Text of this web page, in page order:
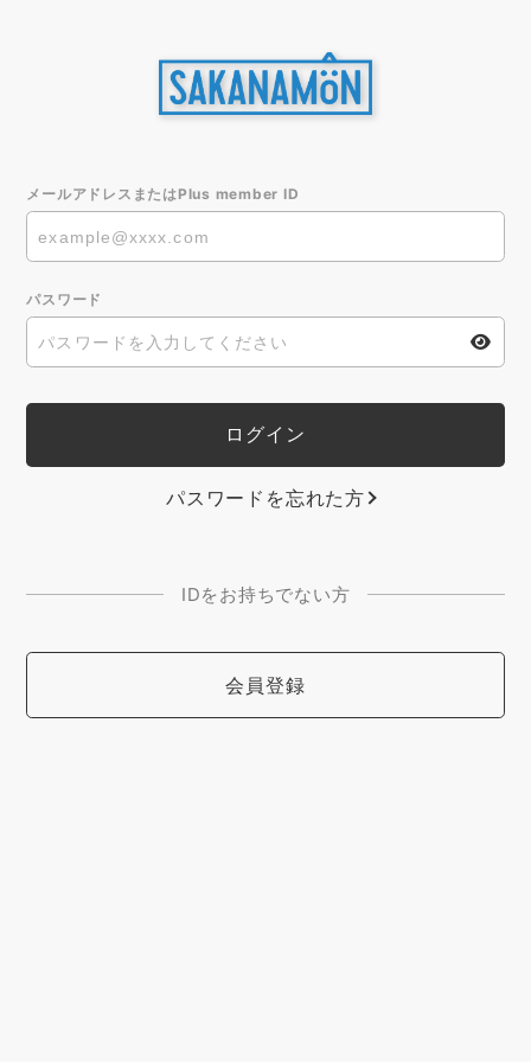
メールアドレスまたはPlus member ID
パスワード
パスワードを忘れた方
IDをお持ちでない方
会員登録